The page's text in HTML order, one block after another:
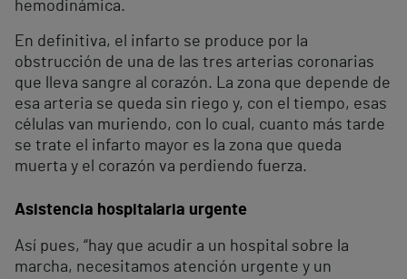
hemodinámica.
En definitiva, el infarto se produce por la
obstrucción de una de las tres arterias coronarias
que lleva sangre al corazón. La zona que depende de
esa arteria se queda sin riego y, con el tiempo, esas
células van muriendo, con lo cual, cuanto más tarde
se trate el infarto mayor es la zona que queda
muerta y el corazón va perdiendo fuerza.
Asistencia hospitalaria urgente
Así pues, “hay que acudir a un hospital sobre la
marcha, necesitamos atención urgente y un